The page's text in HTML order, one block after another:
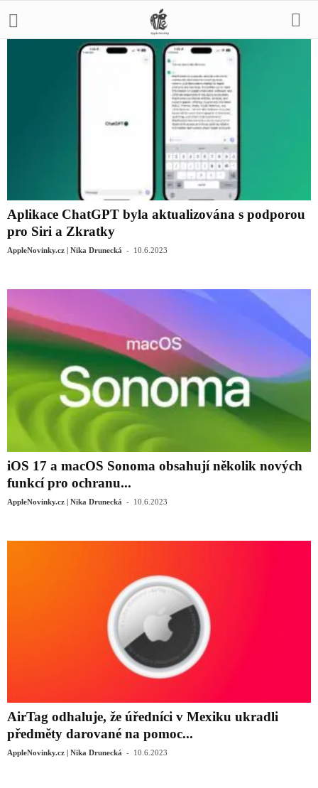
Aplikace ChatGPT byla aktualizována s podporou
pro Siri a Zkratky
AppleNovinky.cz | Nika Drunecká - 10.6.2023
iOS 17 a macOS Sonoma obsahují několik nových
funkcí pro ochranu...
AppleNovinky.cz | Nika Drunecká - 10.6.2023
AirTag odhaluje, že úředníci v Mexiku ukradli
předměty darované na pomoc...
AppleNovinky.cz | Nika Drunecká - 10.6.2023